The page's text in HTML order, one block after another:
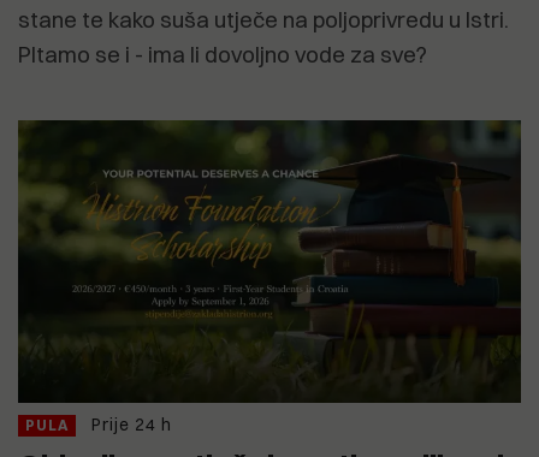
stane te kako suša utječe na poljoprivredu u Istri.
PItamo se i - ima li dovoljno vode za sve?
PULA Prije 24 h